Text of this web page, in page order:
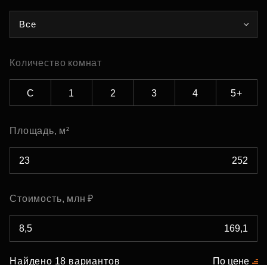
Все
Количество комнат
С 1 2 3 4 5+
Площадь, м²
Стоимость, млн ₽
Найдено 18 вариантов По цене